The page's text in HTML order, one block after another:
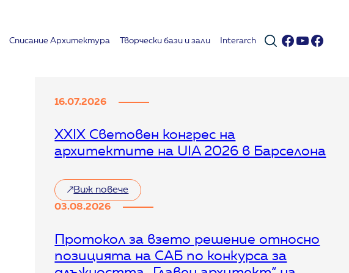
Списание Архитектура Творчески бази и зали Interarch Facebook
16.07.2026
XXIX Световен конгрес на
архитектите на UIA 2026 в Барселона
Виж повече
:
X
X
С
в
03.08.2026
Протокол за взето решение относно
позицията на САБ по конкурса за